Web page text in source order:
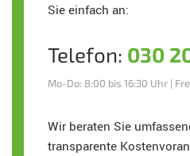
Sie einfach an:
Telefon: 030
Mo-Do: 8:00 bis 16:30 Uhr |
Wir beraten Sie
transparente